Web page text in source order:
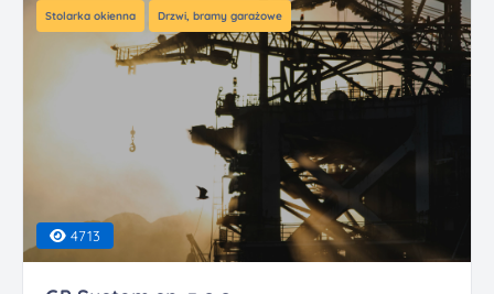
Stolarka okienna Drzwi, bramy garażowe
4713